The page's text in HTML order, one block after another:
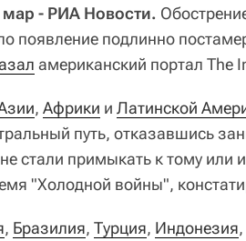
- РИА Новости.
появление подлинно
американский портал The
, Африки и Латинской
путь, отказавшись
стали примыкать к тому или
"Холодной войны",
, Бразилия, Турция, Индонезия